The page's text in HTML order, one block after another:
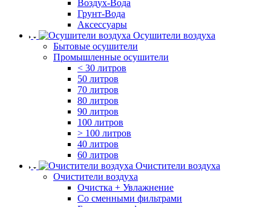
Воздух-Вода
Грунт-Вода
Аксессуары
Осушители воздуха
Бытовые осушители
Промышленные осушители
< 30 литров
50 литров
70 литров
80 литров
90 литров
100 литров
> 100 литров
40 литров
60 литров
Очистители воздуха
Очистители воздуха
Очистка + Увлажнение
Cо сменными фильтрами